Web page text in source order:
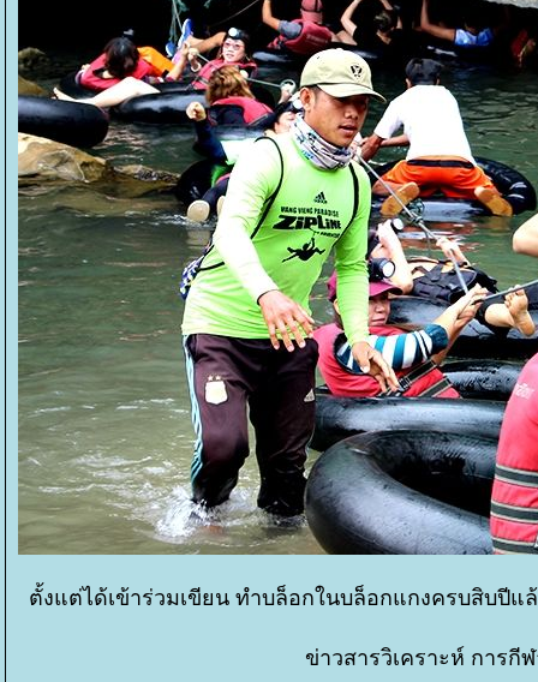
ตั้งแต่ได้เข้าร่วมเขียน ทำบล็อกในบล็อกแกงครบสิบปี
ข่าวสารวิเคราะห์ การกีฬ